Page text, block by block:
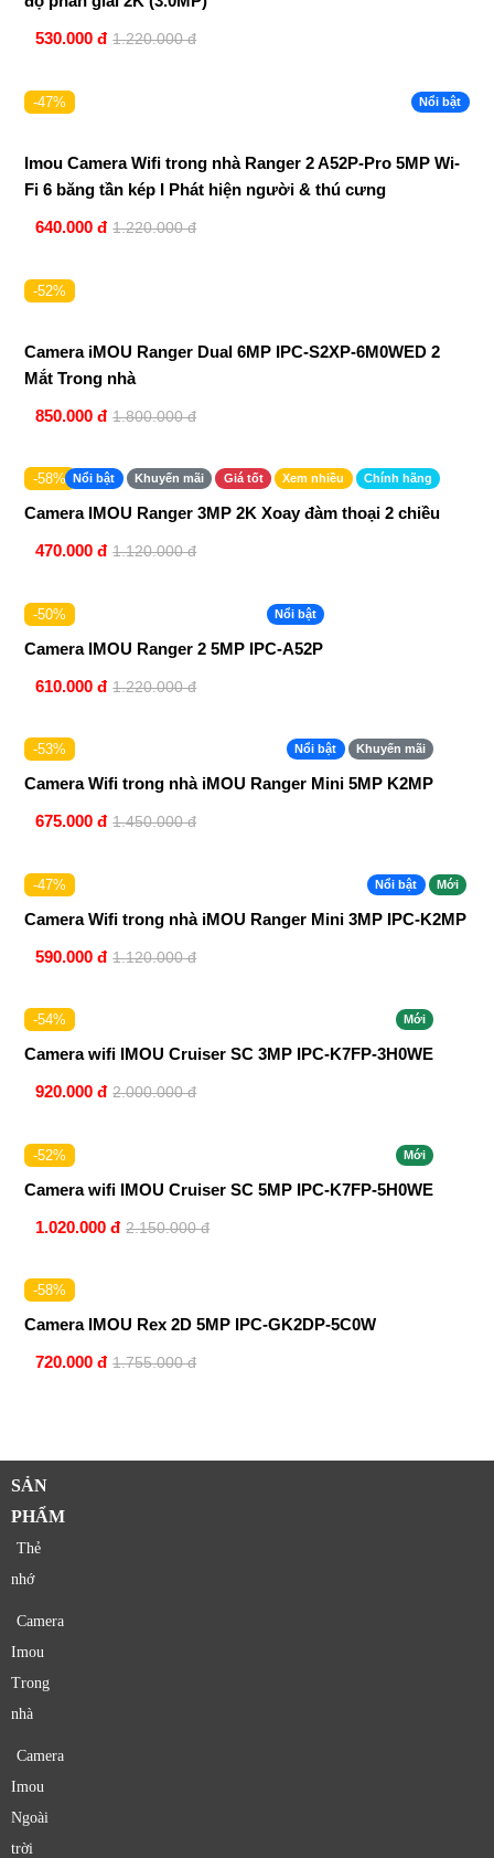
530.000 đ 1.220.000 đ
Nổi bật
-47%
Imou Camera Wifi trong nhà Ranger 2 A52P-Pro 5MP Wi-
Fi 6 băng tần kép I Phát hiện người & thú cưng
640.000 đ 1.220.000 đ
-52%
Camera iMOU Ranger Dual 6MP IPC-S2XP-6M0WED 2
Mắt Trong nhà
850.000 đ 1.800.000 đ
Nổi bật Khuyến mãi Giá tốt Xem nhiều Chính hãng
-58%
Camera IMOU Ranger 3MP 2K Xoay đàm thoại 2 chiều
470.000 đ 1.120.000 đ
Nổi bật
-50%
Camera IMOU Ranger 2 5MP IPC-A52P
610.000 đ 1.220.000 đ
Nổi bật Khuyến mãi
-53%
Camera Wifi trong nhà iMOU Ranger Mini 5MP K2MP
675.000 đ 1.450.000 đ
Nổi bật Mới
-47%
Camera Wifi trong nhà iMOU Ranger Mini 3MP IPC-K2MP
590.000 đ 1.120.000 đ
Mới
-54%
Camera wifi IMOU Cruiser SC 3MP IPC-K7FP-3H0WE
920.000 đ 2.000.000 đ
Mới
-52%
Camera wifi IMOU Cruiser SC 5MP IPC-K7FP-5H0WE
1.020.000 đ 2.150.000 đ
-58%
Camera IMOU Rex 2D 5MP IPC-GK2DP-5C0W
720.000 đ 1.755.000 đ
SẢN
PHẨM
Thẻ
nhớ
Camera
Imou
Trong
nhà
Camera
Imou
Ngoài
trời